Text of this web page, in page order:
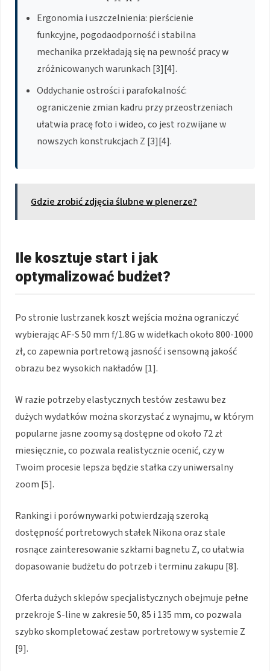
Ergonomia i uszczelnienia: pierścienie
funkcyjne, pogodaodporność i stabilna
mechanika przekładają się na pewność pracy w
zróżnicowanych warunkach [3][4].
Oddychanie ostrości i parafokalność:
ograniczenie zmian kadru przy przeostrzeniach
ułatwia pracę foto i wideo, co jest rozwijane w
nowszych konstrukcjach Z [3][4].
Gdzie zrobić zdjęcia ślubne w plenerze?
Ile kosztuje start i jak
optymalizować budżet?
Po stronie lustrzanek koszt wejścia można ograniczyć
wybierając AF-S 50 mm f/1.8G w widełkach około 800-1000
zł, co zapewnia portretową jasność i sensowną jakość
obrazu bez wysokich nakładów [1].
W razie potrzeby elastycznych testów zestawu bez
dużych wydatków można skorzystać z wynajmu, w którym
popularne jasne zoomy są dostępne od około 72 zł
miesięcznie, co pozwala realistycznie ocenić, czy w
Twoim procesie lepsza będzie stałka czy uniwersalny
zoom [5].
Rankingi i porównywarki potwierdzają szeroką
dostępność portretowych stałek Nikona oraz stale
rosnące zainteresowanie szkłami bagnetu Z, co ułatwia
dopasowanie budżetu do potrzeb i terminu zakupu [8].
Oferta dużych sklepów specjalistycznych obejmuje pełne
przekroje S-line w zakresie 50, 85 i 135 mm, co pozwala
szybko skompletować zestaw portretowy w systemie Z
[9].